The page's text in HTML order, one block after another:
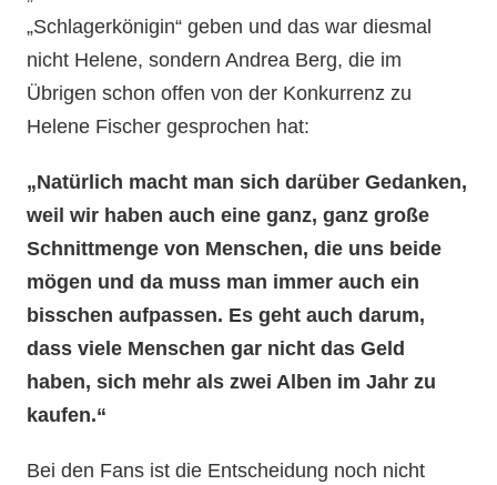
„Schlagerkönigin“ geben und das war diesmal
nicht Helene, sondern Andrea Berg, die im
Übrigen schon offen von der Konkurrenz zu
Helene Fischer gesprochen hat:
„Natürlich macht man sich darüber Gedanken,
weil wir haben auch eine ganz, ganz große
Schnittmenge von Menschen, die uns beide
mögen und da muss man immer auch ein
bisschen aufpassen. Es geht auch darum,
dass viele Menschen gar nicht das Geld
haben, sich mehr als zwei Alben im Jahr zu
kaufen.“
Bei den Fans ist die Entscheidung noch nicht